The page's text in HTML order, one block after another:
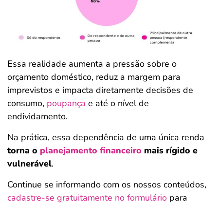
Essa realidade aumenta a pressão sobre o
orçamento doméstico, reduz a margem para
imprevistos e impacta diretamente decisões de
consumo, poupança e até o nível de
endividamento.
Na prática, essa dependência de uma única renda
torna o planejamento financeiro mais rígido e
vulnerável.
Continue se informando com os nossos conteúdos,
cadastre-se gratuitamente no formulário para